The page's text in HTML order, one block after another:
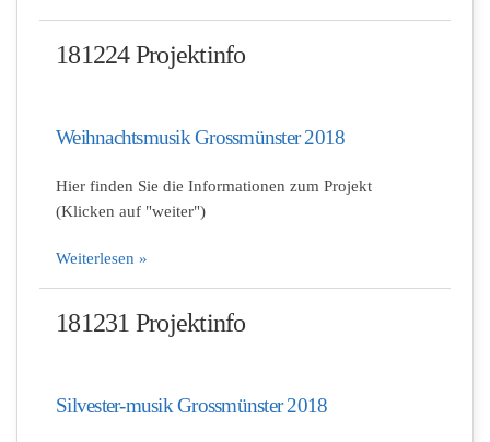
181224 Projektinfo
Weihnachtsmusik Grossmünster 2018
Hier finden Sie die Informationen zum Projekt
(Klicken auf "weiter")
Weiterlesen »
181231 Projektinfo
Silvester-musik Grossmünster 2018